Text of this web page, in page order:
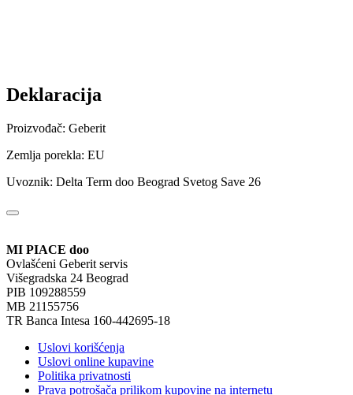
Deklaracija
Proizvođač: Geberit
Zemlja porekla: EU
Uvoznik: Delta Term doo Beograd Svetog Save 26
MI PIACE doo
Ovlašćeni Geberit servis
Višegradska 24 Beograd
PIB 109288559
MB 21155756
TR Banca Intesa 160-442695-18
Uslovi korišćenja
Uslovi online kupavine
Politika privatnosti
Prava potrošača prilikom kupovine na internetu